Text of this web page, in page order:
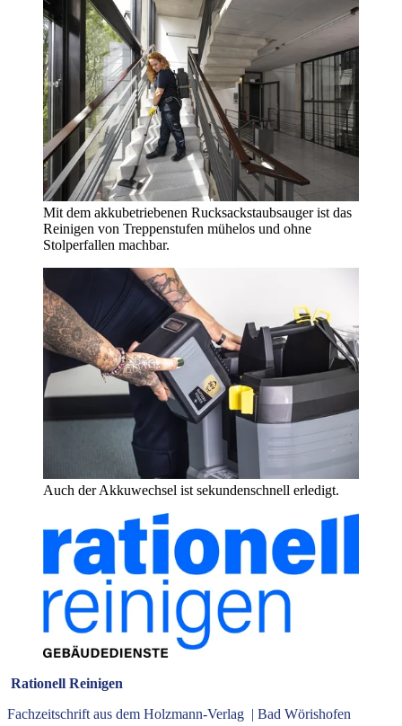
Mit dem akkubetriebenen Rucksackstaubsauger ist das
Reinigen von Treppenstufen mühelos und ohne
Stolperfallen machbar.
Auch der Akkuwechsel ist sekundenschnell erledigt.
Rationell Reinigen
Fachzeitschrift aus dem Holzmann-Verlag | Bad Wörishofen